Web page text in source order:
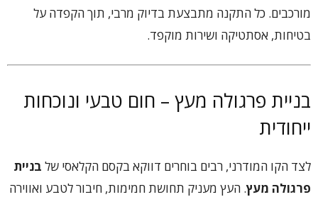
מורכבים. כל התקנה מתבצעת בדיוק מרבי, תוך הקפדה על
בטיחות, אסתטיקה ושירות מוקפד.
בניית פרגולה מעץ – חום טבעי ונוכחות
ייחודית
לצד הקו המודרני, רבים בוחרים דווקא בקסם הקלאסי של בניית
פרגולה מעץ. העץ מעניק תחושת חמימות, חיבור לטבע ואווירה